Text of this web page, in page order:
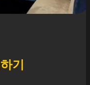
기